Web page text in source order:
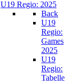
U19 Regio: 2025
Back
U19
Regio:
Games
2025
U19
Regio:
Tabelle